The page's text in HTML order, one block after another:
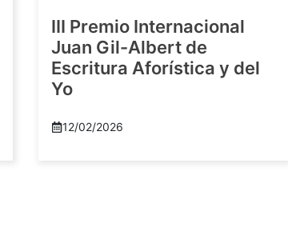
III Premio Internacional
Juan Gil-Albert de
Escritura Aforística y del
Yo
12/02/2026